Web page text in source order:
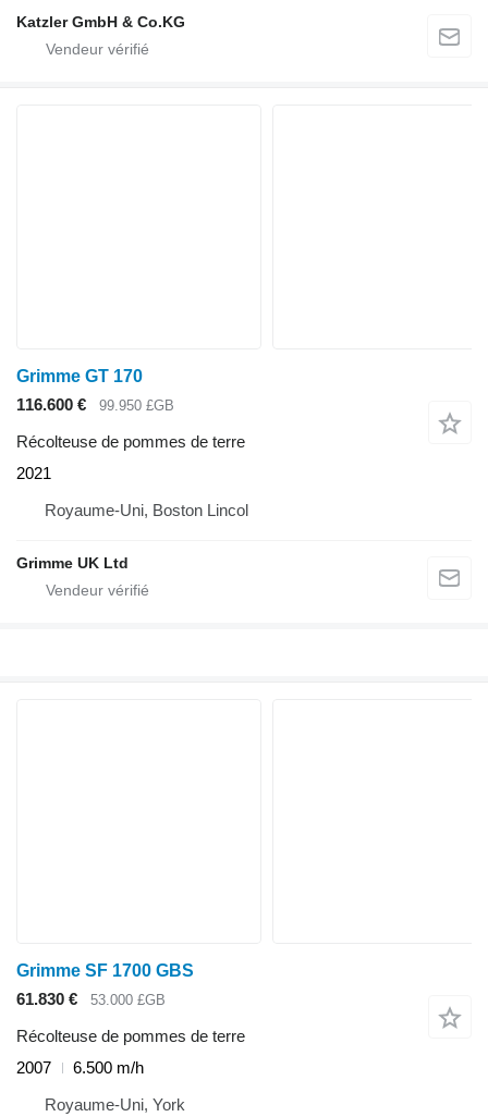
Katzler GmbH & Co.KG
Grimme GT 170
116.600 €
99.950 £GB
Récolteuse de pommes de terre
2021
Royaume-Uni, Boston Lincol
Grimme UK Ltd
Grimme SF 1700 GBS
61.830 €
53.000 £GB
Récolteuse de pommes de terre
2007
6.500 m/h
Royaume-Uni, York